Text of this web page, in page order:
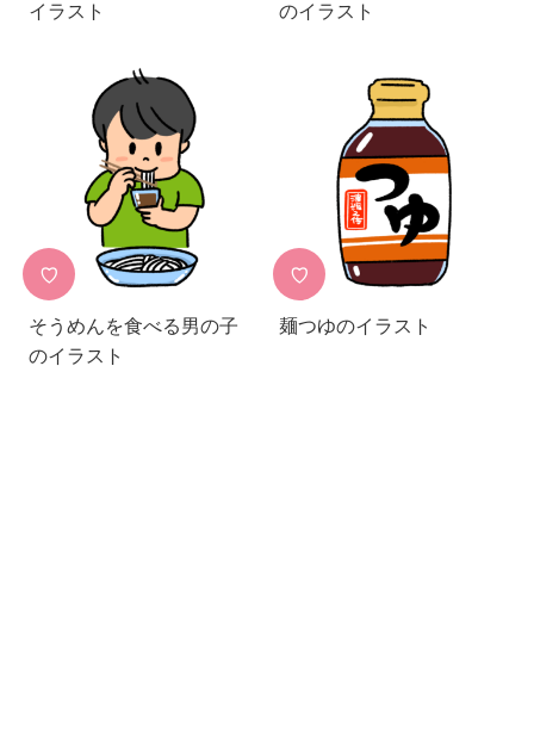
イラスト
のイラスト
♡
そうめんを食べる男の子
のイラスト
♡
麺つゆのイラスト